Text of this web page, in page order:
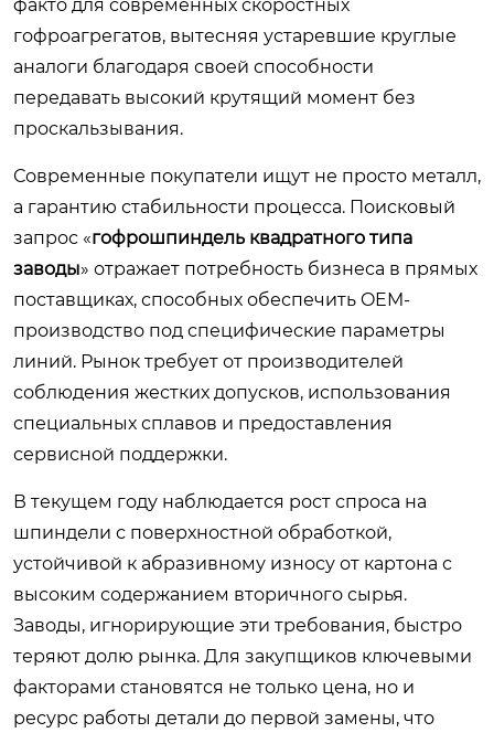
факто для современных скоростных
гофроагрегатов, вытесняя устаревшие круглые
аналоги благодаря своей способности
передавать высокий крутящий момент без
проскальзывания.
Современные покупатели ищут не просто металл,
а гарантию стабильности процесса. Поисковый
запрос «гофрошпиндель квадратного типа
заводы» отражает потребность бизнеса в прямых
поставщиках, способных обеспечить OEM-
производство под специфические параметры
линий. Рынок требует от производителей
соблюдения жестких допусков, использования
специальных сплавов и предоставления
сервисной поддержки.
В текущем году наблюдается рост спроса на
шпиндели с поверхностной обработкой,
устойчивой к абразивному износу от картона с
высоким содержанием вторичного сырья.
Заводы, игнорирующие эти требования, быстро
теряют долю рынка. Для закупщиков ключевыми
факторами становятся не только цена, но и
ресурс работы детали до первой замены, что